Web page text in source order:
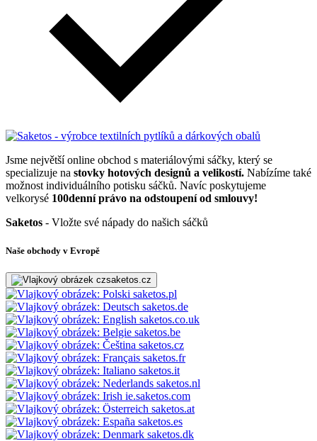
Jsme největší online obchod s materiálovými sáčky, který se
specializuje na stovky hotových designů a velikostí. Nabízíme také
možnost individuálního potisku sáčků. Navíc poskytujeme
velkorysé 100denní právo na odstoupení od smlouvy!
Saketos - Vložte své nápady do našich sáčků
Naše obchody v Evropě
saketos.cz
saketos.pl
saketos.de
saketos.co.uk
saketos.be
saketos.cz
saketos.fr
saketos.it
saketos.nl
ie.saketos.com
saketos.at
saketos.es
saketos.dk